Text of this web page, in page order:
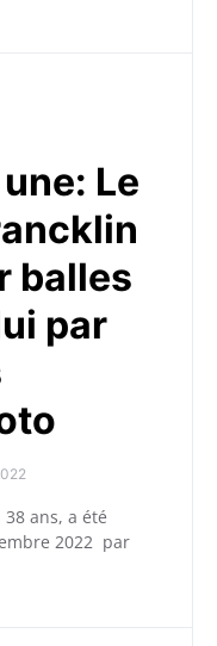
Le
balles
par
ans, a été
2022 par